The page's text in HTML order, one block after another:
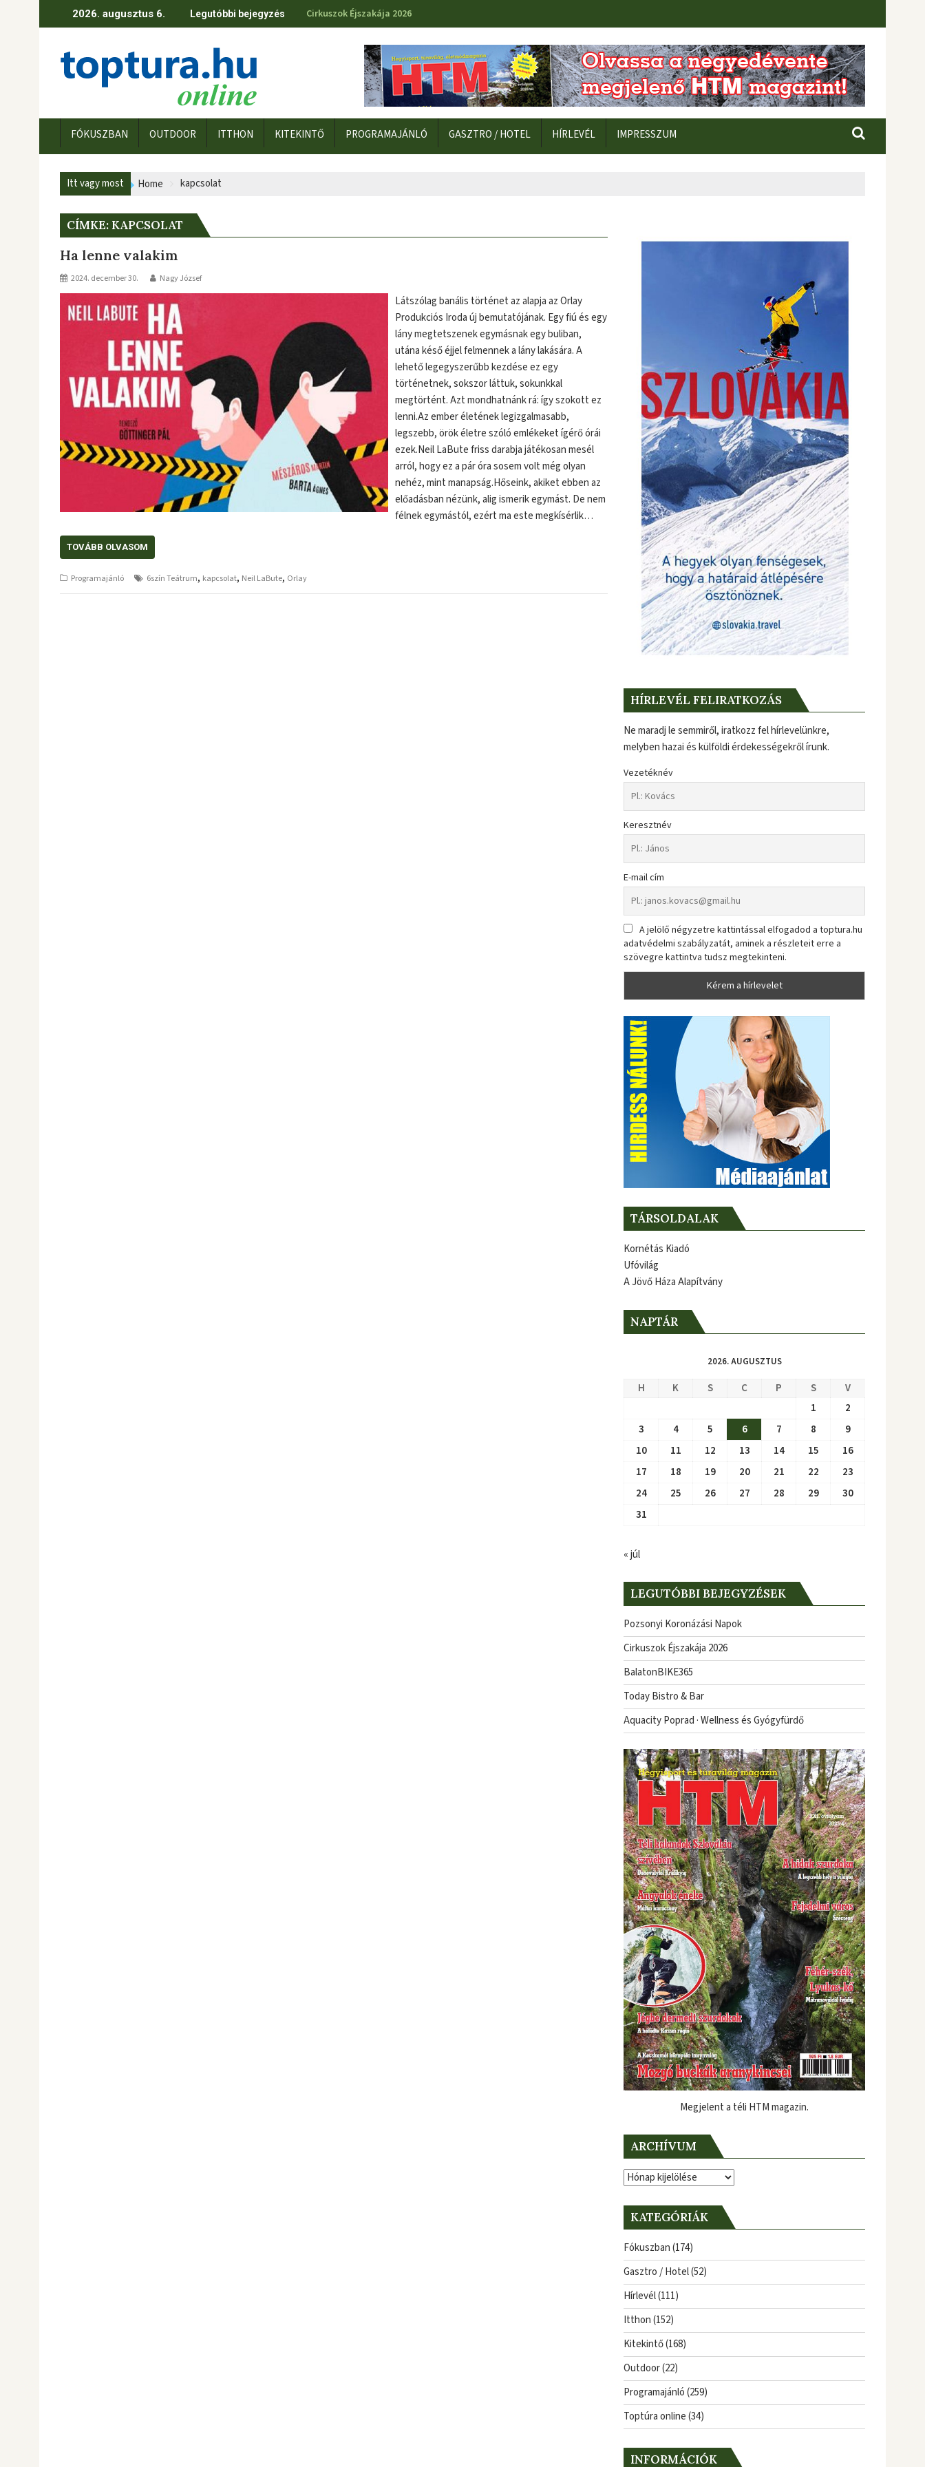
2026. augusztus 6. Legutóbbi bejegyzés Cirkuszok Éjszakája 2026
FÓKUSZBAN OUTDOOR ITTHON KITEKINTŐ PROGRAMAJÁNLÓ GASZTRO / HOTEL HÍRLEVÉL IMPRESSZUM
Itt vagy most Home kapcsolat
CÍMKE: KAPCSOLAT
Ha lenne valakim
2024. december 30. Nagy József
Látszólag banális történet az alapja az Orlay
Produkciós Iroda új bemutatójának. Egy fiú és egy
lány megtetszenek egymásnak egy buliban,
utána késő éjjel felmennek a lány lakására. A
lehető legegyszerűbb kezdése ez egy
történetnek, sokszor láttuk, sokunkkal
megtörtént. Azt mondhatnánk rá: így szokott ez
lenni.Az ember életének legizgalmasabb,
legszebb, örök életre szóló emlékeket ígérő órái
ezek.Neil LaBute friss darabja játékosan mesél
arról, hogy ez a pár óra sosem volt még olyan
nehéz, mint manapság.Hőseink, akiket ebben az
előadásban nézünk, alig ismerik egymást. De nem
félnek egymástól, ezért ma este megkísérlik…
TOVÁBB OLVASOM
Programajánló 6szín Teátrum, kapcsolat, Neil LaBute, Orlay
HÍRLEVÉL FELIRATKOZÁS
Ne maradj le semmiről, iratkozz fel hírlevelünkre,
melyben hazai és külföldi érdekességekről írunk.
Vezetéknév
Keresztnév
E-mail cím
A jelölő négyzetre kattintással elfogadod a toptura.hu
adatvédelmi szabályzatát, aminek a részleteit erre a
szövegre kattintva tudsz megtekinteni.
TÁRSOLDALAK
Kornétás Kiadó
Ufóvilág
A Jövő Háza Alapítvány
NAPTÁR
2026. AUGUSZTUS
H K S C P S
V
1
2
3
4 5 6 7 8
9
10
11 12 13 14 15
16
17
18 19 20 21 22
23
24
25 26 27 28 29
30
31
« júl
LEGUTÓBBI BEJEGYZÉSEK
Pozsonyi Koronázási Napok
Cirkuszok Éjszakája 2026
BalatonBIKE365
Today Bistro & Bar
Aquacity Poprad · Wellness és Gyógyfürdő
Megjelent a téli HTM magazin.
ARCHÍVUM
Archívum
KATEGÓRIÁK
Fókuszban(174)
Gasztro / Hotel(52)
Hírlevél(111)
Itthon(152)
Kitekintő(168)
Outdoor(22)
Programajánló(259)
Toptúra online(34)
INFORMÁCIÓK